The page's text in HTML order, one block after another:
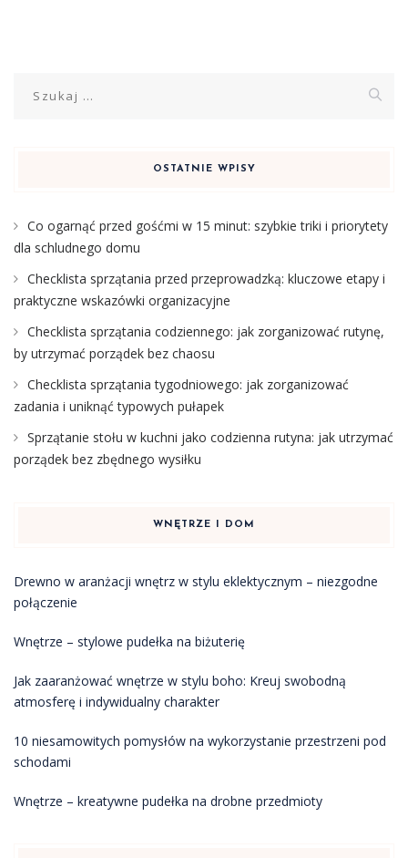
OSTATNIE WPISY
Co ogarnąć przed gośćmi w 15 minut: szybkie triki i priorytety
dla schludnego domu
Checklista sprzątania przed przeprowadzką: kluczowe etapy i
praktyczne wskazówki organizacyjne
Checklista sprzątania codziennego: jak zorganizować rutynę,
by utrzymać porządek bez chaosu
Checklista sprzątania tygodniowego: jak zorganizować
zadania i uniknąć typowych pułapek
Sprzątanie stołu w kuchni jako codzienna rutyna: jak utrzymać
porządek bez zbędnego wysiłku
WNĘTRZE I DOM
Drewno w aranżacji wnętrz w stylu eklektycznym – niezgodne
połączenie
Wnętrze – stylowe pudełka na biżuterię
Jak zaaranżować wnętrze w stylu boho: Kreuj swobodną
atmosferę i indywidualny charakter
10 niesamowitych pomysłów na wykorzystanie przestrzeni pod
schodami
Wnętrze – kreatywne pudełka na drobne przedmioty